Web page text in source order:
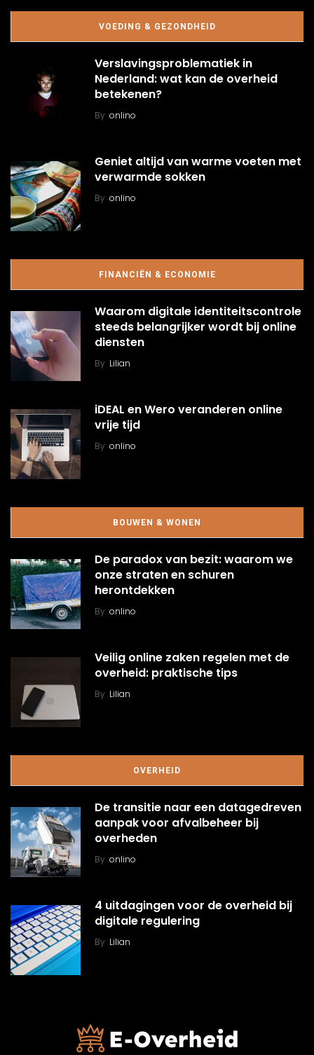
VOEDING & GEZONDHEID
Verslavingsproblematiek in
Nederland: wat kan de overheid
betekenen?
By onlino
Geniet altijd van warme voeten met
verwarmde sokken
By onlino
FINANCIËN & ECONOMIE
Waarom digitale identiteitscontrole
steeds belangrijker wordt bij online
diensten
By Lilian
iDEAL en Wero veranderen online
vrije tijd
By onlino
BOUWEN & WONEN
De paradox van bezit: waarom we
onze straten en schuren
herontdekken
By onlino
Veilig online zaken regelen met de
overheid: praktische tips
By Lilian
OVERHEID
De transitie naar een datagedreven
aanpak voor afvalbeheer bij
overheden
By onlino
4 uitdagingen voor de overheid bij
digitale regulering
By Lilian